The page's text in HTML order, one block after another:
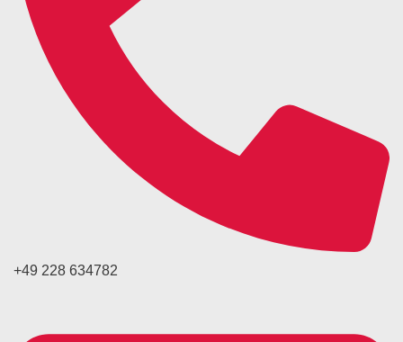
+49 228 634782